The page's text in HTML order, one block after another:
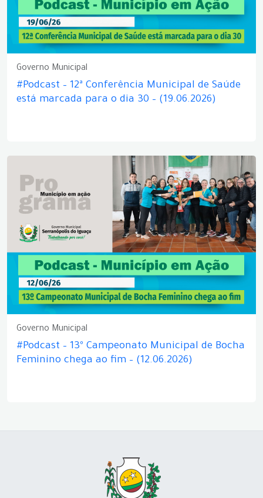
Governo Municipal
#Podcast – 12ª Conferência Municipal de Saúde
está marcada para o dia 30 – (19.06.2026)
Governo Municipal
#Podcast – 13º Campeonato Municipal de Bocha
Feminino chega ao fim – (12.06.2026)